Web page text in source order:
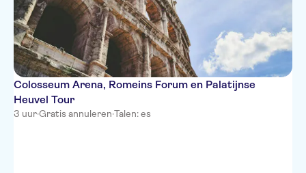
Colosseum Arena, Romeins Forum en Palatijnse
Heuvel Tour
3 uur·Gratis annuleren·Talen: es